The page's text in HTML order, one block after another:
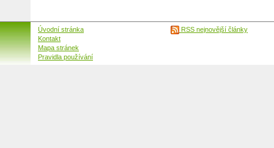
Úvodní stránka
Kontakt
Mapa stránek
Pravidla používání
RSS nejnovější články